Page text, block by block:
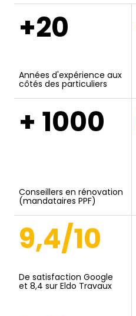
+20
Années d'expérience aux
côtés des particuliers
+ 1000
Conseillers en rénovation
(mandataires PPF)
9,4/10
De satisfaction Google
et 8,4 sur Eldo Travaux